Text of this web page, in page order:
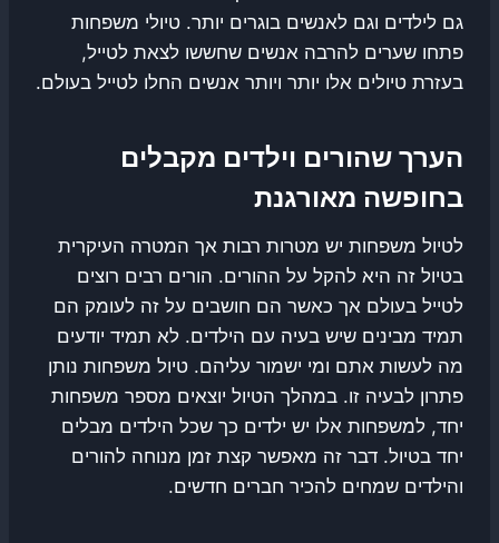
גם לילדים וגם לאנשים בוגרים יותר. טיולי משפחות
פתחו שערים להרבה אנשים שחששו לצאת לטייל,
בעזרת טיולים אלו יותר ויותר אנשים החלו לטייל בעולם.
הערך שהורים וילדים מקבלים
בחופשה מאורגנת
לטיול משפחות יש מטרות רבות אך המטרה העיקרית
בטיול זה היא להקל על ההורים. הורים רבים רוצים
לטייל בעולם אך כאשר הם חושבים על זה לעומק הם
תמיד מבינים שיש בעיה עם הילדים. לא תמיד יודעים
מה לעשות אתם ומי ישמור עליהם. טיול משפחות נותן
פתרון לבעיה זו. במהלך הטיול יוצאים מספר משפחות
יחד, למשפחות אלו יש ילדים כך שכל הילדים מבלים
יחד בטיול. דבר זה מאפשר קצת זמן מנוחה להורים
והילדים שמחים להכיר חברים חדשים.